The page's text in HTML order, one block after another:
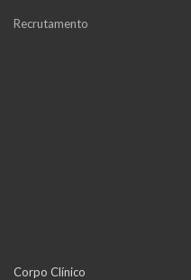
Recrutamento
Corpo Clínico